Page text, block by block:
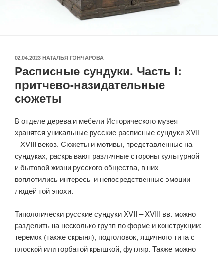
ОПУБЛИКОВАНО
02.04.2023 НАТАЛЬЯ ГОНЧАРОВА
Расписные сундуки. Часть I:
притчево-назидательные
сюжеты
В отделе дерева и мебели Исторического музея
хранятся уникальные русские расписные сундуки XVII
– XVIII веков. Сюжеты и мотивы, представленные на
сундуках, раскрывают различные стороны культурной
и бытовой жизни русского общества, в них
воплотились интересы и непосредственные эмоции
людей той эпохи.
Типологически русские сундуки XVII – XVIII вв. можно
разделить на несколько групп по форме и конструкции:
теремок (также скрыня), подголовок, ящичного типа с
плоской или горбатой крышкой, футляр. Также можно